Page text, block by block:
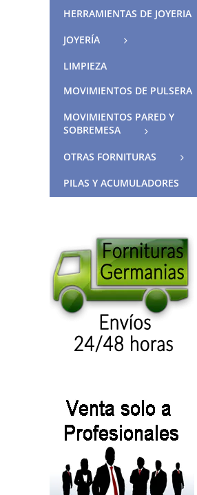
HERRAMIENTAS DE JOYERIA
JOYERÍA
LIMPIEZA
MOVIMIENTOS DE PULSERA
MOVIMIENTOS PARED Y
SOBREMESA
OTRAS FORNITURAS
PILAS Y ACUMULADORES